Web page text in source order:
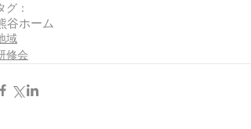
グ：
谷ホーム
域
修会